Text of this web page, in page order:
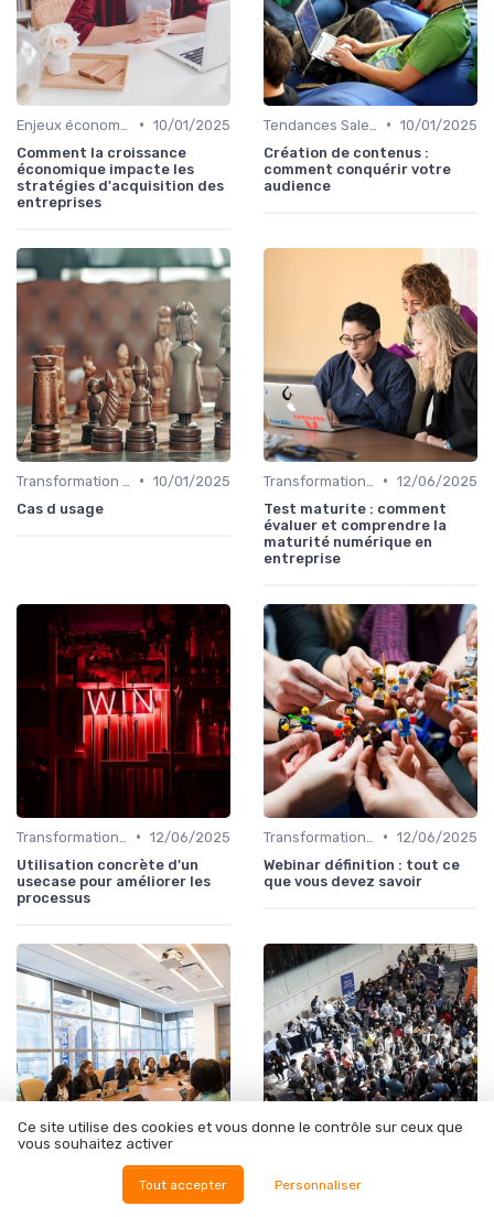
• 10/01/2025
Comment la croissance
économique impacte les
stratégies d'acquisition des
entreprises
• 10/01/2025
Création de contenus :
comment conquérir votre
audience
• 10/01/2025
Cas d usage
• 12/06/2025
Test maturite : comment
évaluer et comprendre la
maturité numérique en
entreprise
• 12/06/2025
Utilisation concrète d'un
usecase pour améliorer les
processus
• 12/06/2025
Webinar définition : tout ce
que vous devez savoir
•
Brand content manager : un
Ce site utilise des cookies et vous donne le contrôle sur ceux que
vous souhaitez activer
Tout accepter Personnaliser